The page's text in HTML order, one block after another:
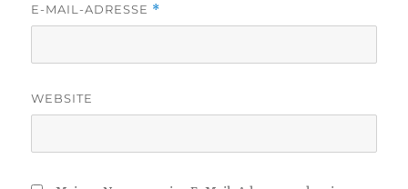
E-MAIL-ADRESSE *
WEBSITE